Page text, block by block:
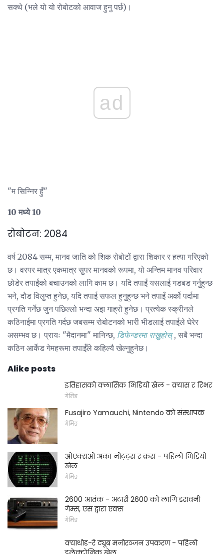
सक्थे (भले यो यो रोबोटको आवाज हुनु पर्छ)।
ad
"म सिन्निर हुँ"
10 मध्ये 10
रोबोटन: 2084
वर्ष 2084 सम्म, मानव जाति को शिक रोबोटों द्वारा शिकार र हत्या गरिएको
छ। वरपर मात्र एकमात्र सुपर मानवको रूपमा, यो अन्तिम मानव परिवार
छोडेर तपाईंको बचाउनको लागि काम छ। यदि तपाईं यसलाई गडबड गर्नुहुन्छ
भने, दौड विलुप्त हुनेछ, यदि तपाई सफल हुनुहुन्छ भने तपाइँ अर्को पर्दामा
प्रगति गर्नेछ जुन पछिल्लो भन्दा अझ गाह्रो हुनेछ। प्रत्येक स्क्रीनले
कठिनाईमा प्रगति गर्दछ जबसम्म रोबोटनको भारी भीडलाई तपाईले घेरेर
असम्भव छ। प्रायः "मैदानमा" मानिन्छ, डिफेन्डरमा राख्नुहोस्, सबै भन्दा
कठिन आर्केड गेमहरूमा तपाईँले कहिल्यै खेल्नुहुनेछ।
Alike posts
इतिहासको क्लासिक भिडियो खेल - क्र्यास र रिभर
गेमिङ
Fusajiro Yamauchi, Nintendo को संस्थापक
गेमिङ
ओएक्सओ अका नोट्ट्स र क्रस - पहिलो भिडियो
खेल
गेमिङ
2600 आतंक - अटारी 2600 को लागि डरावनी
गेम्स, एस द्वारा एक्स
गेमिङ
क्याथोड-रे ट्यूब मनोरञ्जन उपकरण - पहिलो